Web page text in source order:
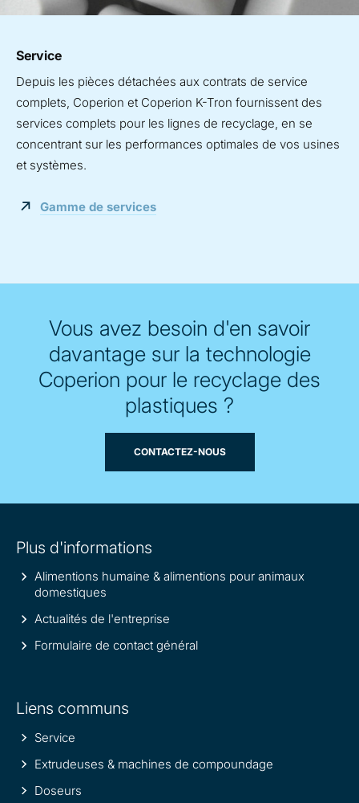
Service
Depuis les pièces détachées aux contrats de service
complets, Coperion et Coperion K-Tron fournissent des
services complets pour les lignes de recyclage, en se
concentrant sur les performances optimales de vos usines
et systèmes.
Gamme de services
Vous avez besoin d'en savoir
davantage sur la technologie
Coperion pour le recyclage des
plastiques ?
CONTACTEZ-NOUS
information
Plus d'informations
Alimentions humaine & alimentions pour animaux
domestiques
Actualités de l'entreprise
Formulaire de contact général
Liens communs
Service
Extrudeuses & machines de compoundage
Doseurs